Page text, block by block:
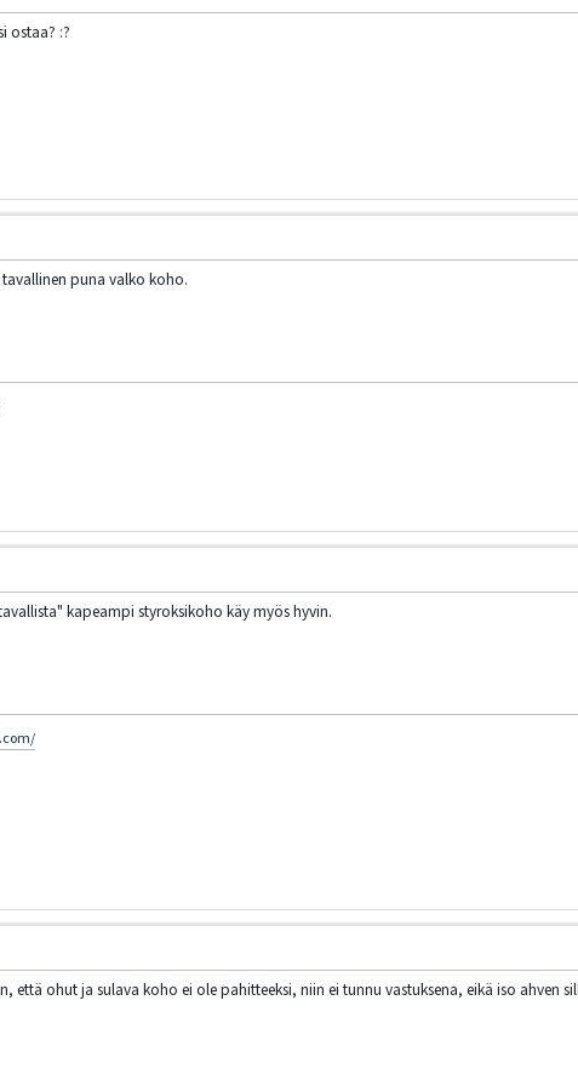
ostaa? :?
puna valko koho.
kapeampi styroksikoho käy myös hyvin.
että ohut ja sulava koho ei ole pahitteeksi, niin ei tunnu vastuksena, eikä iso ahven